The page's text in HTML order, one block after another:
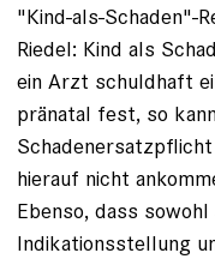
"Kind-als-Schaden"-
Riedel: Kind als
ein Arzt schuldhaft
pränatal fest, so
hierauf nicht
Ebenso, dass
Indikationsstellung